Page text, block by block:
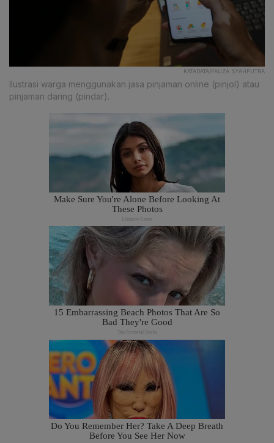
KATADATA/FAUZA SYAHPUTRA
Ilustrasi warga menggunakan jasa pinjaman online (pinjol) atau
pinjaman daring (pindar).